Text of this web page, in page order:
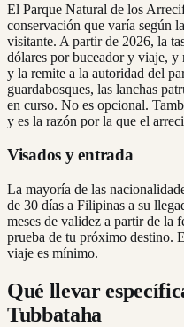
El Parque Natural de los
conservación que varía según
visitante. A partir de 2026, la
dólares por buceador y viaje, y
y la remite a la autoridad del
guardabosques, las lanchas
en curso. No es opcional.
y es la razón por la que el
Visados y entrada
La mayoría de las
de 30 días a Filipinas a su
meses de validez a partir de la
prueba de tu próximo destino.
viaje es mínimo.
Qué llevar
Tubbataha